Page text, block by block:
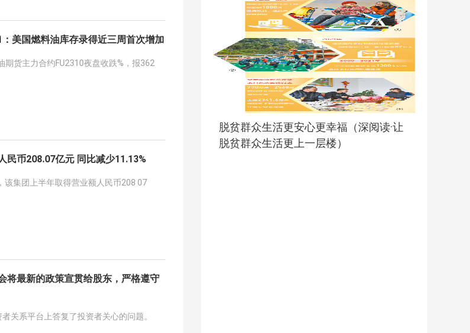
美国燃料油库存录得近三周首次增加
货主力合约FU2310夜盘收跌%，报362
民币208.07亿元 同比减少11.13%
该集团上半年取得营业额人民币208 07
将最新的政策宣贯给股东，严格遵守
关系平台上答复了投资者关心的问题。
脱贫群众生活更安心更幸福（深阅读·让
脱贫群众生活更上一层楼）